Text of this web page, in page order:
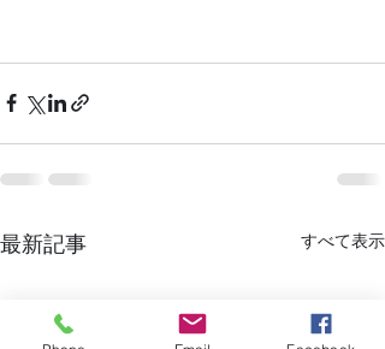
最新記事 すべて表示